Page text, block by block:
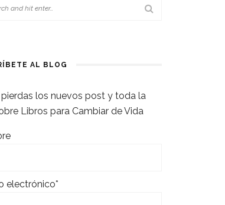
AL BLOG
los nuevos post y toda la
Libros para Cambiar de Vida
electrónico*